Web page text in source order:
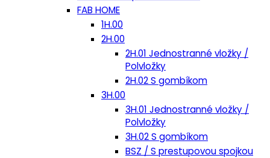
FAB HOME
1H.00
2H.00
2H.01 Jednostranné vložky /
Polvložky
2H.02 S gombíkom
3H.00
3H.01 Jednostranné vložky /
Polvložky
3H.02 S gombíkom
BSZ / S prestupovou spojkou